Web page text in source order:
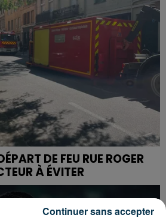
DE FEU RUE ROGER
À ÉVITER
Continuer sans accepter